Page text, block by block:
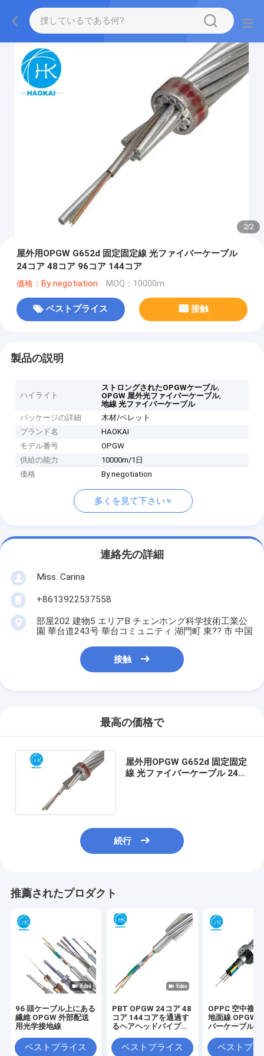
2/2
屋外用OPGW G652d 固定固定線 光ファイバーケーブル
24コア 48コア 96コア 144コア
価格：By negotiation MOQ：10000m
ベストプライス 接触
製品の説明
ハイライト
ストロングされたOPGWケーブル,
OPGW 屋外光ファイバーケーブル,
地線 光ファイバーケーブル
パッケージの詳細
木材/ペレット
ブランド名
HAOKAI
モデル番号
OPGW
供給の能力
10000m/1日
価格
By negotiation
多くを見て下さい
連絡先の詳細
Miss. Carina
+8613922537558
部屋202 建物5 エリアB チェンホング科学技術工業公
園 華台道243号 華台コミュニティ 湖門町 東?? 市 中国
接触
最高の価格で
屋外用OPGW G652d 固定固定
線 光ファイバーケーブル 24コ
続行
推薦されたプロダクト
96 頭ケーブル上にある
繊維 OPGW 外部配送
用光学接地線
ベストプライス
PBT OPGW 24コア 48
コア 144コアを通過す
るヘアヘッドパイプの
ブルベストプライス
OPPC 空中複
地面線 OPGW
バーケーブル
ベストプラ